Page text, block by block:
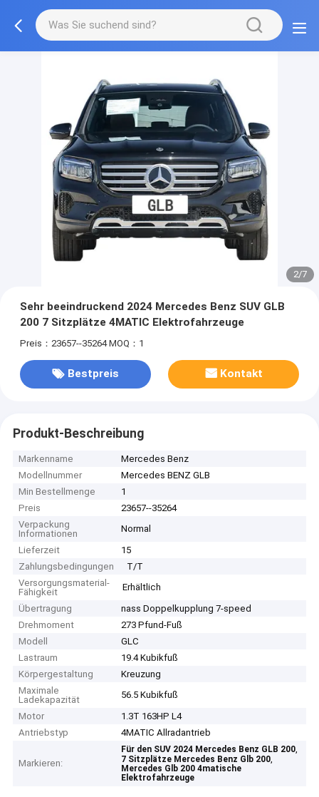
2/7
Sehr beeindruckend 2024 Mercedes Benz SUV GLB
200 7 Sitzplätze 4MATIC Elektrofahrzeuge
Preis：23657--35264 MOQ：1
Bestpreis Kontakt
Produkt-Beschreibung
Markenname
Mercedes Benz
Modellnummer
Mercedes BENZ GLB
Min Bestellmenge
1
Preis
23657--35264
Verpackung
Informationen
Normal
Lieferzeit
15
Zahlungsbedingungen
T/T
Versorgungsmaterial-
Fähigkeit
Erhältlich
Übertragung
nass Doppelkupplung 7-speed
Drehmoment
273 Pfund-Fuß
Modell
GLC
Lastraum
19.4 Kubikfuß
Körpergestaltung
Kreuzung
Maximale
Ladekapazität
56.5 Kubikfuß
Motor
1.3T 163HP L4
Antriebstyp
4MATIC Allradantrieb
Markieren:
Für den SUV 2024 Mercedes Benz GLB 200,
7 Sitzplätze Mercedes Benz Glb 200,
Mercedes Glb 200 4matische
Elektrofahrzeuge